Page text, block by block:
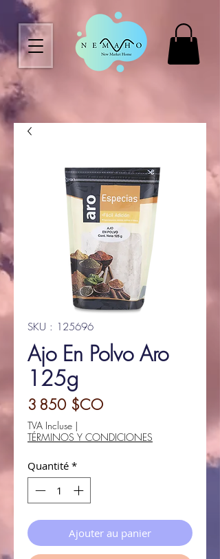
SKU : 125696
Ajo En Polvo Aro
125g
3 850 $COPrix
TVA Incluse |
TÉRMINOS Y CONDICIONES
Quantité *
Ajouter au panier